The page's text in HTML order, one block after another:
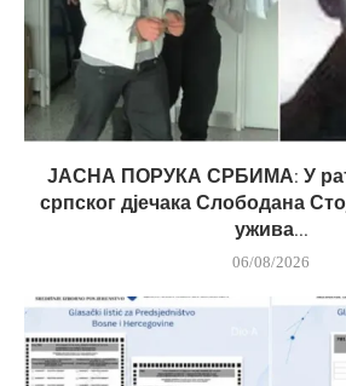
ЈАСНА ПОРУКА СРБИМА: У
српског дјечака Слободана
ужива...
06/08/2026